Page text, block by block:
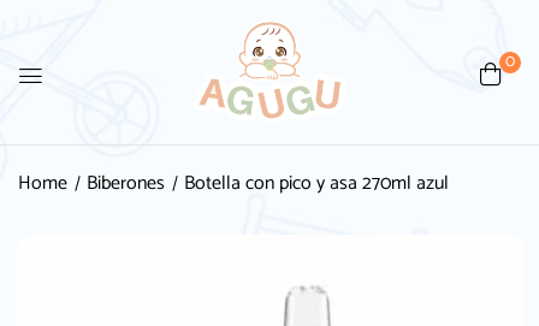
0
Home Biberones Botella con pico y asa 270ml azul
Be the first to review “Botella
con pico y asa 270ml azul”